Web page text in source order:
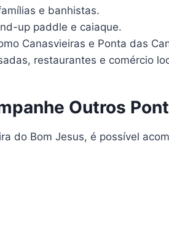
e banhistas.
up paddle e caiaque.
Canasvieiras e Ponta das
restaurantes e comércio
Outros
do Bom Jesus, é possível